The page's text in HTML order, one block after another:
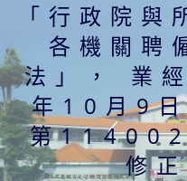
「行政院與
各機關聘
法」， 業
年10月9
第
修